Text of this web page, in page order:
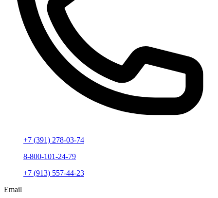
+7 (391) 278-03-74
8-800-101-24-79
+7 (913) 557-44-23
Email